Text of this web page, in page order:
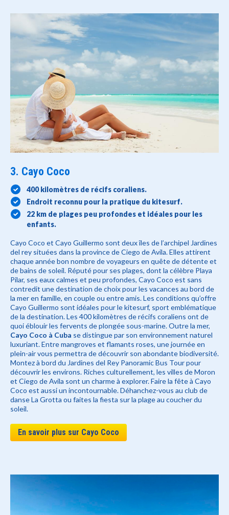
3. Cayo Coco
400 kilomètres de récifs coraliens.
Endroit reconnu pour la pratique du kitesurf.
22 km de plages peu profondes et idéales pour les
enfants.
Cayo Coco et Cayo Guillermo sont deux îles de l’archipel Jardines
del rey situées dans la province de Ciego de Avila. Elles attirent
chaque année bon nombre de voyageurs en quête de détente et
de bains de soleil. Réputé pour ses plages, dont la célèbre Playa
Pilar, ses eaux calmes et peu profondes, Cayo Coco est sans
contredit une destination de choix pour les vacances au bord de
la mer en famille, en couple ou entre amis. Les conditions qu’offre
Cayo Guillermo sont idéales pour le kitesurf, sport emblématique
de la destination. Les 400 kilomètres de récifs coraliens ont de
quoi éblouir les fervents de plongée sous-marine. Outre la mer,
Cayo Coco à Cuba se distingue par son environnement naturel
luxuriant. Entre mangroves et flamants roses, une journée en
plein-air vous permettra de découvrir son abondante biodiversité.
Montez à bord du Jardines del Rey Panoramic Bus Tour pour
découvrir les environs. Riches culturellement, les villes de Moron
et Ciego de Avila sont un charme à explorer. Faire la fête à Cayo
Coco est aussi un incontournable. Déhanchez-vous au club de
danse La Grotta ou faites la fiesta sur la plage au coucher du
soleil.
En savoir plus sur Cayo Coco